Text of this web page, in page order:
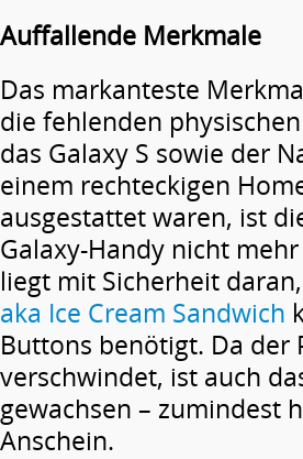
Auffallende Merkmale
Das markanteste
die fehlenden
das Galaxy S sowie der
einem rechteckigen
ausgestattet waren, ist
Galaxy-Handy nicht
liegt mit Sicherheit
aka Ice Cream Sandwich
Buttons benötigt. Da der
verschwindet, ist auch
gewachsen – zumindest
Anschein.